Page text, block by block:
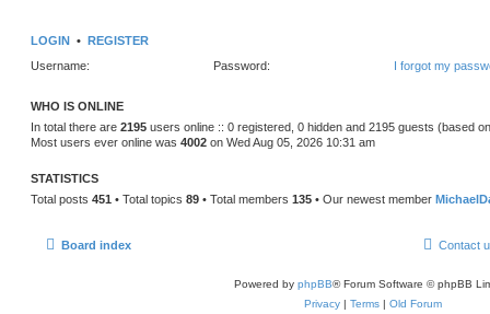
LOGIN • REGISTER
Username:
Password: I forgot my
WHO IS ONLINE
In total there are 2195 users online :: 0 registered, 0 hidden and 2195 guests (based
Most users ever online was 4002 on Wed Aug 05, 2026 10:31 am
STATISTICS
Total posts 451 • Total topics 89 • Total members 135 • Our newest member
Board index Contact
Powered by phpBB® Forum Software © phpBB
Privacy| Terms| Old Forum